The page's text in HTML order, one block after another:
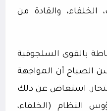
والقادة من
بالقوى السلجوقية
الصباح أن المواجهة
استعاض عن ذلك
النظام (الخلفاء،